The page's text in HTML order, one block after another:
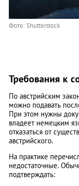
Фото: Shutterstock
Требования к
По австрийским
можно подавать
При этом нужны
владеет немецким
отказаться от
австрийского.
На практике
недостаточные.
подтверждать: